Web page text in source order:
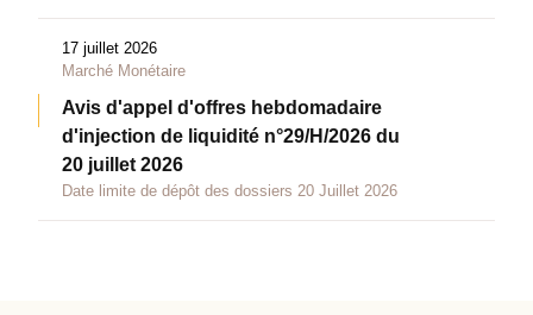
17 juillet 2026
Marché Monétaire
Avis d'appel d'offres hebdomadaire
d'injection de liquidité n°29/H/2026 du
20 juillet 2026
Date limite de dépôt des dossiers 20 Juillet 2026